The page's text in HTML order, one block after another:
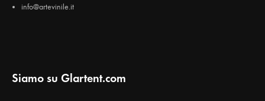
info@artevinile.it
Siamo su Glartent.com